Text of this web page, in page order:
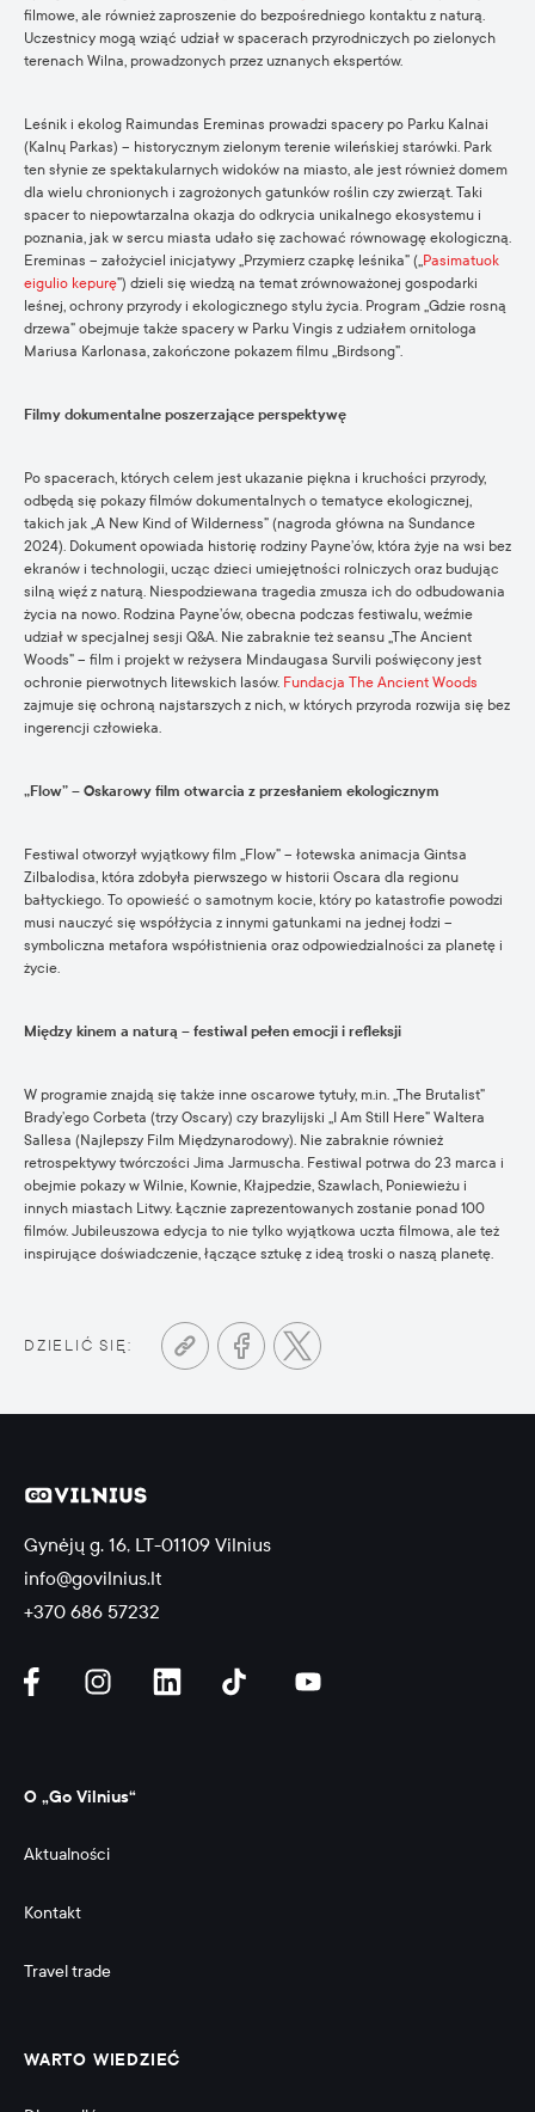
filmowe, ale również zaproszenie do bezpośredniego kontaktu z naturą.
Uczestnicy mogą wziąć udział w spacerach przyrodniczych po zielonych
terenach Wilna, prowadzonych przez uznanych ekspertów.
Leśnik i ekolog Raimundas Ereminas prowadzi spacery po Parku Kalnai
(Kalnų Parkas) – historycznym zielonym terenie wileńskiej starówki. Park
ten słynie ze spektakularnych widoków na miasto, ale jest również domem
dla wielu chronionych i zagrożonych gatunków roślin czy zwierząt. Taki
spacer to niepowtarzalna okazja do odkrycia unikalnego ekosystemu i
poznania, jak w sercu miasta udało się zachować równowagę ekologiczną.
Ereminas – założyciel inicjatywy „Przymierz czapkę leśnika” („Pasimatuok
eigulio kepurę”) dzieli się wiedzą na temat zrównoważonej gospodarki
leśnej, ochrony przyrody i ekologicznego stylu życia. Program „Gdzie rosną
drzewa” obejmuje także spacery w Parku Vingis z udziałem ornitologa
Mariusa Karlonasa, zakończone pokazem filmu „Birdsong”.
Filmy dokumentalne poszerzające perspektywę
Po spacerach, których celem jest ukazanie piękna i kruchości przyrody,
odbędą się pokazy filmów dokumentalnych o tematyce ekologicznej,
takich jak „A New Kind of Wilderness” (nagroda główna na Sundance
2024). Dokument opowiada historię rodziny Payne’ów, która żyje na wsi bez
ekranów i technologii, ucząc dzieci umiejętności rolniczych oraz budując
silną więź z naturą. Niespodziewana tragedia zmusza ich do odbudowania
życia na nowo. Rodzina Payne’ów, obecna podczas festiwalu, weźmie
udział w specjalnej sesji Q&A. Nie zabraknie też seansu „The Ancient
Woods” – film i projekt w reżysera Mindaugasa Survili poświęcony jest
ochronie pierwotnych litewskich lasów. Fundacja The Ancient Woods
zajmuje się ochroną najstarszych z nich, w których przyroda rozwija się bez
ingerencji człowieka.
„Flow” – Oskarowy film otwarcia z przesłaniem ekologicznym
Festiwal otworzył wyjątkowy film „Flow” – łotewska animacja Gintsa
Zilbalodisa, która zdobyła pierwszego w historii Oscara dla regionu
bałtyckiego. To opowieść o samotnym kocie, który po katastrofie powodzi
musi nauczyć się współżycia z innymi gatunkami na jednej łodzi –
symboliczna metafora współistnienia oraz odpowiedzialności za planetę i
życie.
Między kinem a naturą – festiwal pełen emocji i refleksji
W programie znajdą się także inne oscarowe tytuły, m.in. „The Brutalist”
Brady’ego Corbeta (trzy Oscary) czy brazylijski „I Am Still Here” Waltera
Sallesa (Najlepszy Film Międzynarodowy). Nie zabraknie również
retrospektywy twórczości Jima Jarmuscha. Festiwal potrwa do 23 marca i
obejmie pokazy w Wilnie, Kownie, Kłajpedzie, Szawlach, Poniewieżu i
innych miastach Litwy. Łącznie zaprezentowanych zostanie ponad 100
filmów. Jubileuszowa edycja to nie tylko wyjątkowa uczta filmowa, ale też
inspirujące doświadczenie, łączące sztukę z ideą troski o naszą planetę.
DZIELIĆ SIĘ:
Gynėjų g. 16, LT-01109 Vilnius
info@govilnius.lt
+370 686 57232
O „Go Vilnius“
Aktualności
Kontakt
Travel trade
WARTO WIEDZIEĆ